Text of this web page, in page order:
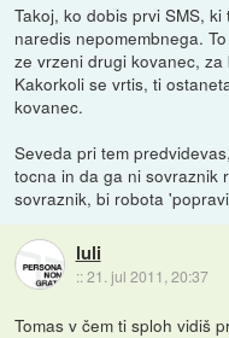
Takoj, ko dobis prvi SMS,
naredis nepomembnega.
ze vrzeni drugi kovanec,
Kakorkoli se vrtis, ti
kovanec.
Seveda pri tem
tocna in da ga ni sovraznik
sovraznik, bi robota
luli
::21. jul 2011, 20:37
Tomas v čem ti sploh vidiš